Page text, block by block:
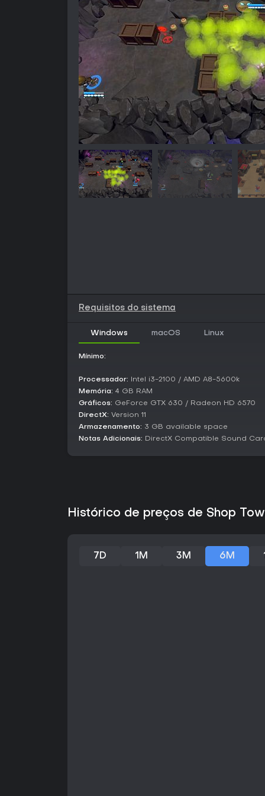
Requisitos do sistema
Windows macOS Linux
Mínimo:
Processador: Intel i3-2100 / AMD A8-5600k
Memória: 4 GB RAM
Gráficos: GeForce GTX 630 / Radeon HD 6570
DirectX: Version 11
Armazenamento: 3 GB available space
Notas Adicionais: DirectX Compatible Sound
Histórico de preços de Shop
7D 1M 3M 6M